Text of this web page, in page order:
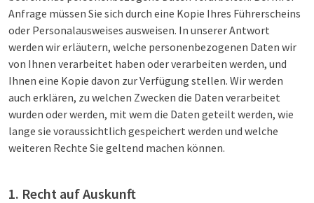
Anfrage müssen Sie sich durch eine Kopie Ihres Führerscheins
oder Personalausweises ausweisen. In unserer Antwort
werden wir erläutern, welche personenbezogenen Daten wir
von Ihnen verarbeitet haben oder verarbeiten werden, und
Ihnen eine Kopie davon zur Verfügung stellen. Wir werden
auch erklären, zu welchen Zwecken die Daten verarbeitet
wurden oder werden, mit wem die Daten geteilt werden, wie
lange sie voraussichtlich gespeichert werden und welche
weiteren Rechte Sie geltend machen können.
1. Recht auf Auskunft